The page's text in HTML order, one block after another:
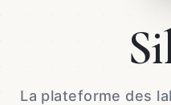
La plateforme des